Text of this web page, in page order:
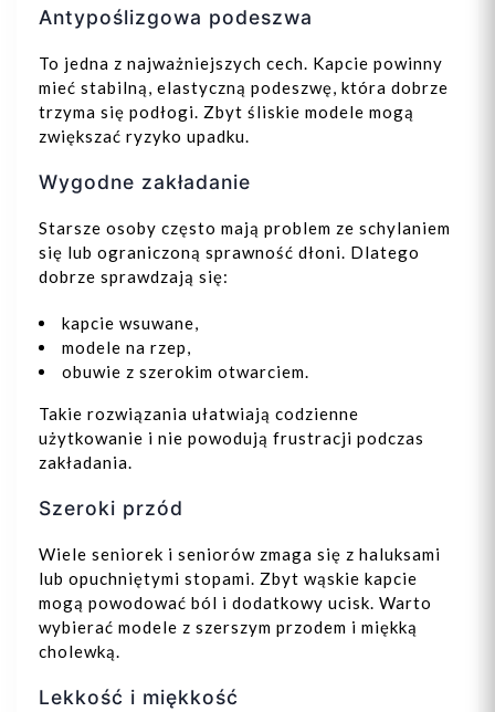
Dodaj do koszyka
Antypoślizgowa podeszwa
To jedna z najważniejszych cech. Kapcie powinny
mieć stabilną, elastyczną podeszwę, która dobrze
trzyma się podłogi. Zbyt śliskie modele mogą
zwiększać ryzyko upadku.
Wygodne zakładanie
Starsze osoby często mają problem ze schylaniem
się lub ograniczoną sprawność dłoni. Dlatego
dobrze sprawdzają się:
kapcie wsuwane,
modele na rzep,
obuwie z szerokim otwarciem.
Takie rozwiązania ułatwiają codzienne
użytkowanie i nie powodują frustracji podczas
zakładania.
Szeroki przód
Wiele seniorek i seniorów zmaga się z haluksami
lub opuchniętymi stopami. Zbyt wąskie kapcie
mogą powodować ból i dodatkowy ucisk. Warto
wybierać modele z szerszym przodem i miękką
cholewką.
Lekkość i miękkość